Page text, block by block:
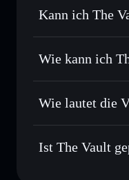
Sofort tauschen
Privat senden–
Privacy
Kann ich The
Solflare-Wallet
Wie kann ich
Wie lautet die
Ist The Vault